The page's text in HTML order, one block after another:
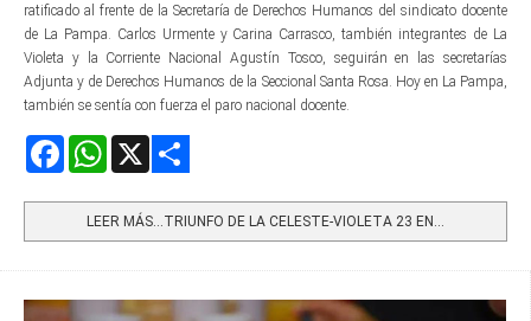
ratificado al frente de la Secretaría de Derechos Humanos del sindicato docente
de La Pampa. Carlos Urmente y Carina Carrasco, también integrantes de La
Violeta y la Corriente Nacional Agustín Tosco, seguirán en las secretarías
Adjunta y de Derechos Humanos de la Seccional Santa Rosa. Hoy en La Pampa,
también se sentía con fuerza el paro nacional docente.
FacebookWhatsApp
LEER MÁS…TRIUNFO DE LA CELESTE-VIOLETA 23 EN...